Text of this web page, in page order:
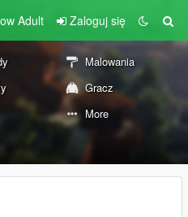
Adult Zaloguj się
Malowania
Gracz
More